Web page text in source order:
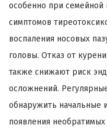
особенно при семейной
симптомов
воспаления носовых
головы. Отказ от
также снижают риск
осложнений.
обнаружить начальные
появления необратимых